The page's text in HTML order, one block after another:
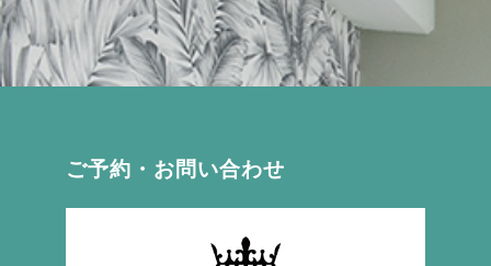
ご予約・お問い合わせ